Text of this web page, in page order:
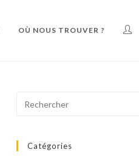
OÙ NOUS TROUVER ?
Catégories